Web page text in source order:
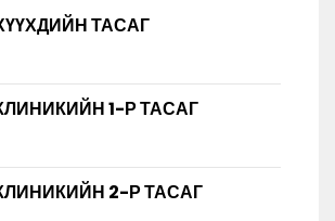
ТАСАГ
1-Р ТАСАГ
2-Р ТАСАГ